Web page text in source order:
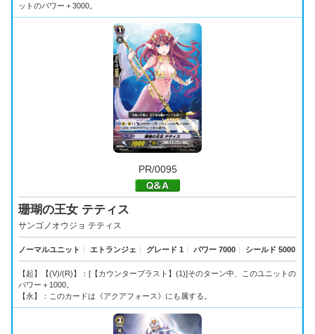
ットのパワー＋3000。
PR/0095
珊瑚の王女 テティス
サンゴノオウジョ テティス
ノーマルユニット ｜ エトランジェ ｜ グレード 1 ｜ パワー 7000 ｜ シールド 5000
【起】【(V)/(R)】：[【カウンターブラスト】(1)]そのターン中、このユニットの
パワー＋1000。
【永】：このカードは《アクアフォース》にも属する。